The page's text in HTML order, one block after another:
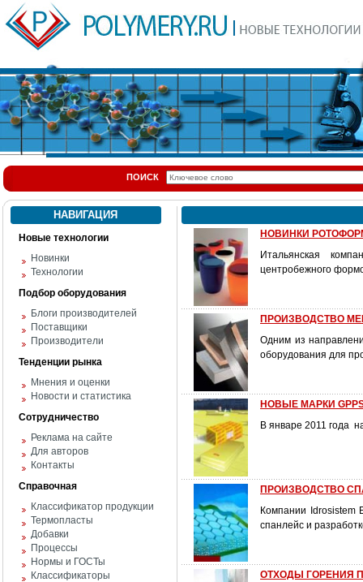
ПОИСК
НАВИГАЦИЯ
Новые технологии
Новинки
Технологии
Подбор оборудования
Блоги производителей
Поставщики
Производители
Тенденции рынка
Мнения и оценки
Новости и статистика
Сотрудничество
Реклама на сайте
Для авторов
Контакты
Справочная
Классификатор продукции
Термопласты
Добавки
Процессы
Нормы и ГОСТы
Классификаторы
НОВИНКИ
Итальянская
центробежного
ПРОИЗВОДСТВО
Одним из
оборудования для
НОВЫЕ МАРКИ
В январе 2011 года
ПРОИЗВОДСТВО
Компании Idrosistem
спанлейс и
ОТХОДЫ ГОРЕНИЯ